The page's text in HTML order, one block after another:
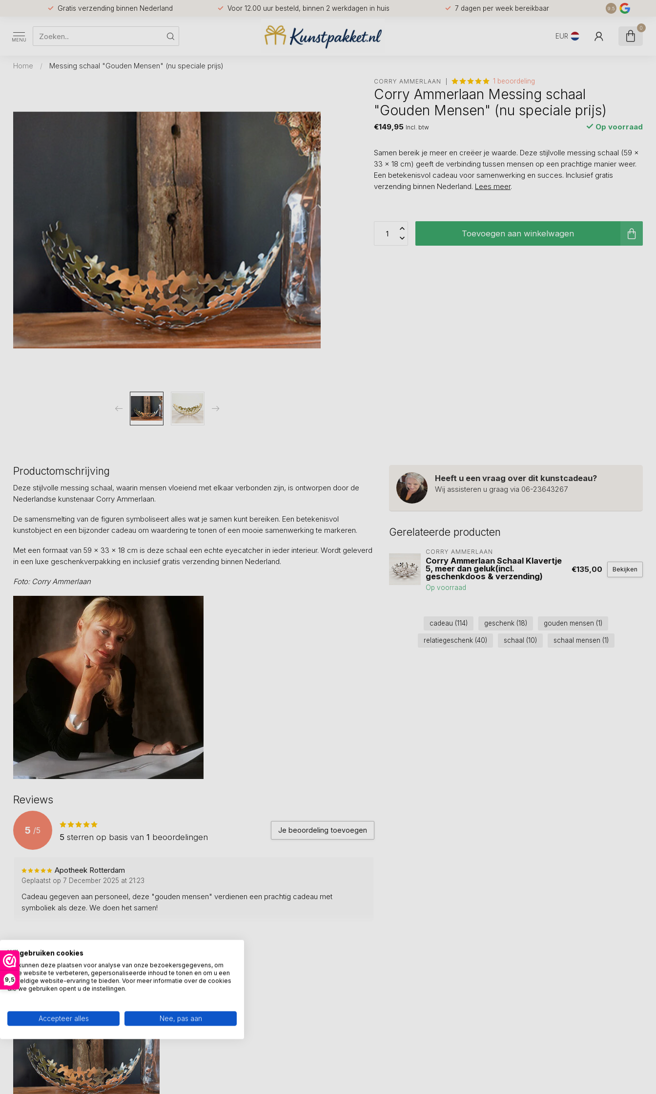
9,5
Gratis verzending binnen Nederland Voor 12.00 uur besteld, binnen 2 werkdagen in huis 7 dagen per week bereikbaar 9.5
MENU EUR
0
Home / Messing schaal "Gouden Mensen" (nu speciale prijs)
CORRY AMMERLAAN 1 beoordeling
Corry Ammerlaan Messing schaal
"Gouden Mensen" (nu speciale prijs)
€149,95 Incl. btw Op voorraad
Samen bereik je meer en creëer je waarde. Deze stijlvolle messing schaal (59 x
33 x 18 cm) geeft de verbinding tussen mensen op een prachtige manier weer.
Een betekenisvol cadeau voor samenwerking en succes. Inclusief gratis
verzending binnen Nederland. Lees meer.
Toevoegen aan winkelwagen
Productomschrijving
Deze stijlvolle messing schaal, waarin mensen vloeiend met elkaar verbonden zijn, is ontworpen door de
Nederlandse kunstenaar Corry Ammerlaan.
De samensmelting van de figuren symboliseert alles wat je samen kunt bereiken. Een betekenisvol
kunstobject en een bijzonder cadeau om waardering te tonen of een mooie samenwerking te markeren.
Met een formaat van 59 x 33 x 18 cm is deze schaal een echte eyecatcher in ieder interieur. Wordt geleverd
in een luxe geschenkverpakking en inclusief gratis verzending binnen Nederland.
Foto: Corry Ammerlaan
Reviews
5 /5
5 sterren op basis van 1 beoordelingen
Je beoordeling toevoegen
Apotheek Rotterdam
Geplaatst op 7 December 2025 at 21:23
Cadeau gegeven aan personeel, deze "gouden mensen" verdienen een prachtig cadeau met
symboliek als deze. We doen het samen!
Heeft u een vraag over dit kunstcadeau?
Wij assisteren u graag via 06-23643267
Gerelateerde producten
CORRY AMMERLAAN
Corry Ammerlaan Schaal Klavertje
5, meer dan geluk(incl.
geschenkdoos & verzending)
Op voorraad
€135,00 Bekijken
cadeau (114) geschenk (18) gouden mensen (1)
relatiegeschenk (40) schaal (10) schaal mensen (1)
Recent bekeken
Wij gebruiken cookies
We kunnen deze plaatsen voor analyse van onze bezoekersgegevens, om
onze website te verbeteren, gepersonaliseerde inhoud te tonen en om u een
geweldige website-ervaring te bieden. Voor meer informatie over de cookies
die we gebruiken opent u de instellingen.
Accepteer alles Nee, pas aan